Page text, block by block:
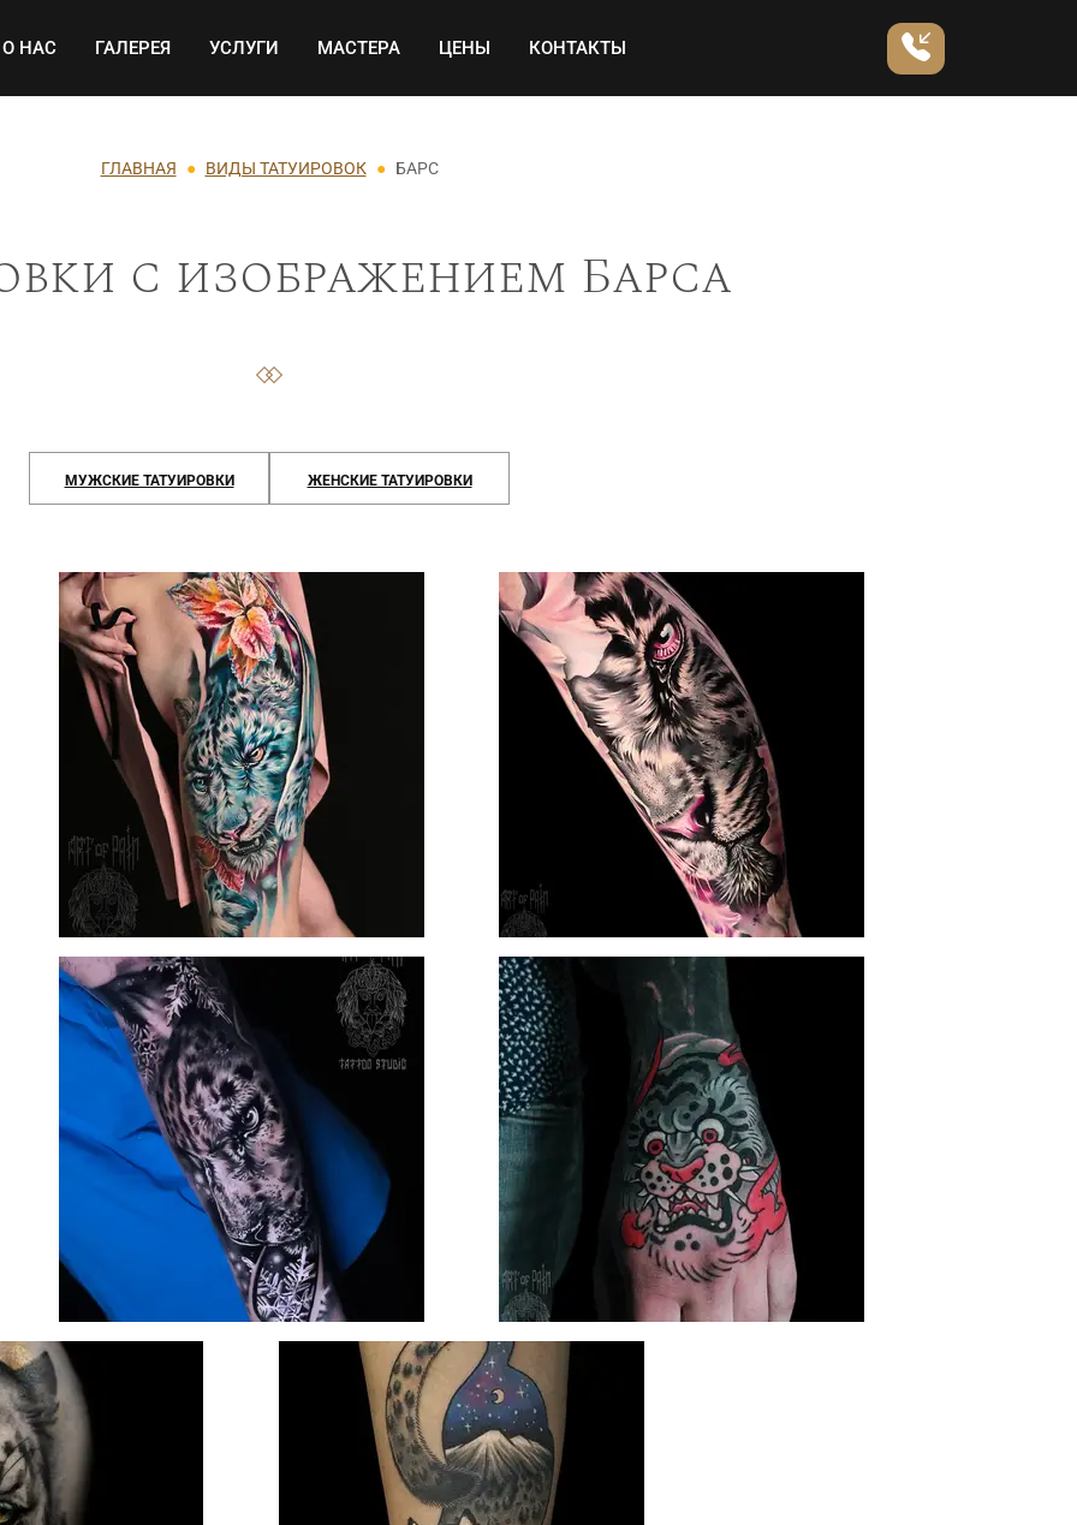
навигация
О НАС ГАЛЕРЕЯ УСЛУГИ МАСТЕРА ЦЕНЫ КОНТАКТЫ
ГЛАВНАЯ ВИДЫ ТАТУИРОВОК БАРС
с изображением Барса
МУЖСКИЕ ТАТУИРОВКИ ЖЕНСКИЕ ТАТУИРОВКИ